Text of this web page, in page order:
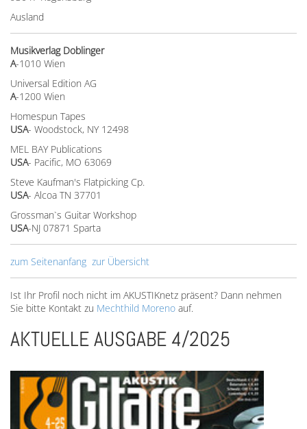
Ausland
Musikverlag Doblinger
A-1010 Wien
Universal Edition AG
A-1200 Wien
Homespun Tapes
USA- Woodstock, NY 12498
MEL BAY Publications
USA- Pacific, MO 63069
Steve Kaufman's Flatpicking Cp.
USA- Alcoa TN 37701
Grossman`s Guitar Workshop
USA-NJ 07871 Sparta
zum Seitenanfang zur Übersicht
Ist Ihr Profil noch nicht im AKUSTIKnetz präsent? Dann nehmen
Sie bitte Kontakt zu Mechthild Moreno auf.
AKTUELLE AUSGABE 4/2025